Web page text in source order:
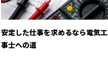
安定した仕事を求めるなら電気工
事士への道